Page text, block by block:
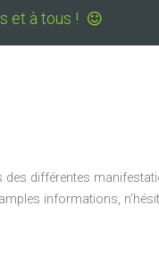
et à tous !
différentes
informations,